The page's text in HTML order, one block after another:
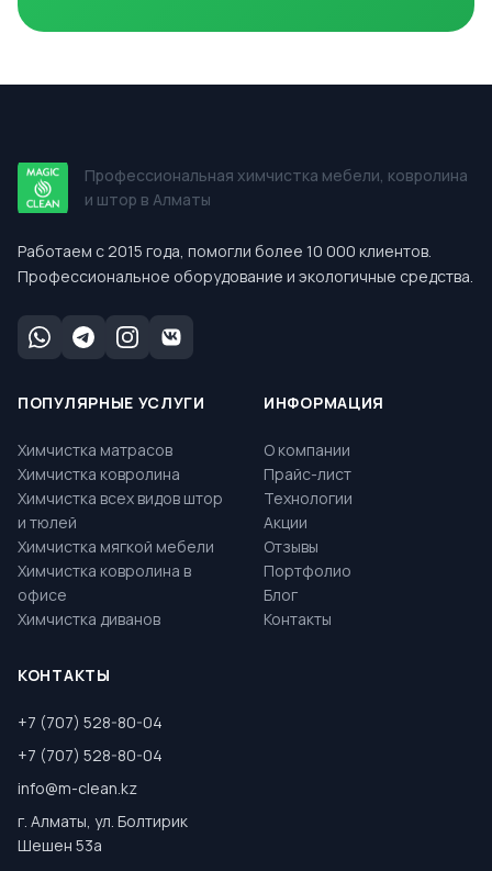
Профессиональная химчистка мебели, ковролина
и штор в Алматы
Работаем с 2015 года, помогли более 10 000 клиентов.
Профессиональное оборудование и экологичные средства.
ПОПУЛЯРНЫЕ УСЛУГИ
Химчистка матрасов
Химчистка ковролина
Химчистка всех видов штор
и тюлей
Химчистка мягкой мебели
Химчистка ковролина в
офисе
Химчистка диванов
ИНФОРМАЦИЯ
О компании
Прайс-лист
Технологии
Акции
Отзывы
Портфолио
Блог
Контакты
КОНТАКТЫ
+7 (707) 528-80-04
+7 (707) 528-80-04
info@m-clean.kz
г. Алматы, ул. Болтирик
Шешен 53а